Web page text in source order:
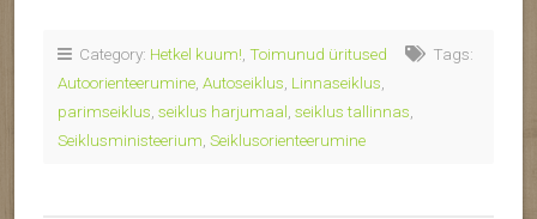
Category: Hetkel kuum! Toimunud üritused
Tags:
Autoorienteerumine Autoseiklus Linnaseiklus
parimseiklus seiklus harjumaal seiklus tallinnas
Seiklusministeerium Seiklusorienteerumine